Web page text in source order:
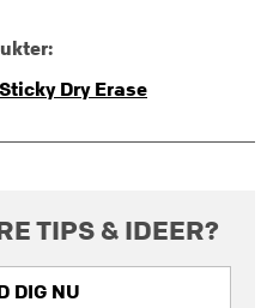
Dry Erase
TIPS & IDEER?
DIG NU